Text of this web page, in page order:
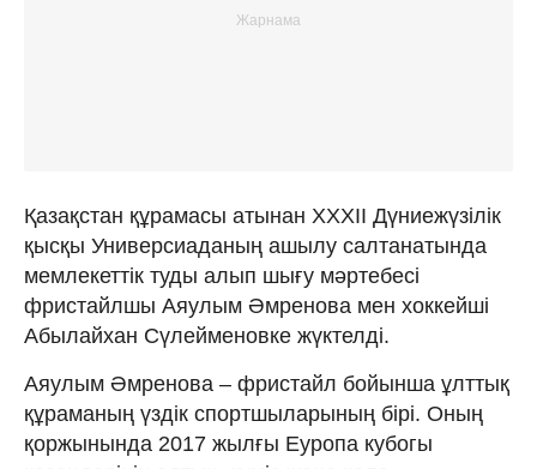
Қазақстан құрамасы атынан XXXII Дүниежүзілік
қысқы Универсиаданың ашылу салтанатында
мемлекеттік туды алып шығу мәртебесі
фристайлшы Аяулым Әмренова мен хоккейші
Абылайхан Сүлейменовке жүктелді.
Аяулым Әмренова – фристайл бойынша ұлттық
құраманың үздік спортшыларының бірі. Оның
қоржынында 2017 жылғы Еуропа кубогы